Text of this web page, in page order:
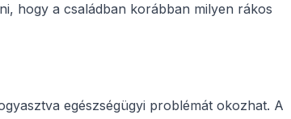
hogy a családban korábban milyen rákos
egészségügyi problémát okozhat. A